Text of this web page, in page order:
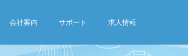
会社案内 サポート 求人情報